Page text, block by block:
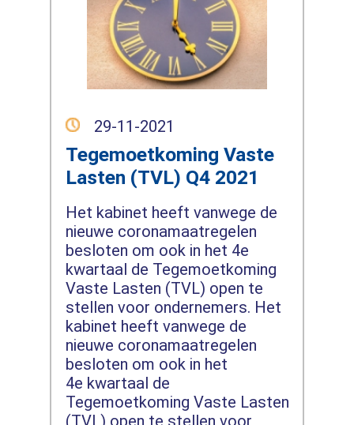
29-11-2021
Tegemoetkoming Vaste
Lasten (TVL) Q4 2021
Het kabinet heeft vanwege de
nieuwe coronamaatregelen
besloten om ook in het 4e
kwartaal de Tegemoetkoming
Vaste Lasten (TVL) open te
stellen voor ondernemers. Het
kabinet heeft vanwege de
nieuwe coronamaatregelen
besloten om ook in het
4e kwartaal de
Tegemoetkoming Vaste Lasten
(TVL) open te stellen voor